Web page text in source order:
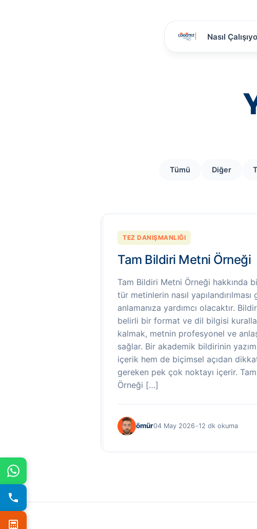
Nasıl
Tümü Diğer
TEZ DANIŞMANLIĞI
Tam Bildiri Metni Örneği
Tam Bildiri Metni Örneği hakkında
tür metinlerin nasıl
anlamanıza yardımcı olacaktır.
belirli bir format ve dil bilgisi
kalmak, metnin profesyonel ve
sağlar. Bir akademik bildirinin
içerik hem de biçimsel açıdan
gereken pek çok noktayı içerir.
Örneği […]
ömür04 May 2026 •12 dk okuma